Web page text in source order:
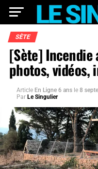
SÈTE
[Sète] Incendie
photos, vidéos,
Article En Ligne 6 ans le 8
Par Le Singulier